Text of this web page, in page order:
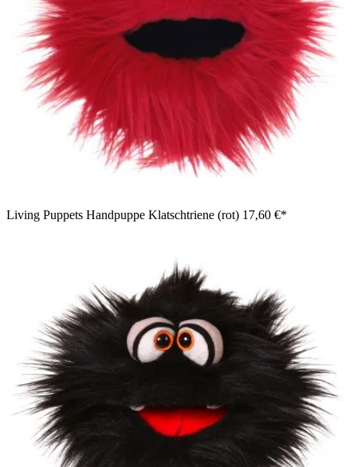
Living Puppets Handpuppe Klatschtriene (rot) 17,60 €*